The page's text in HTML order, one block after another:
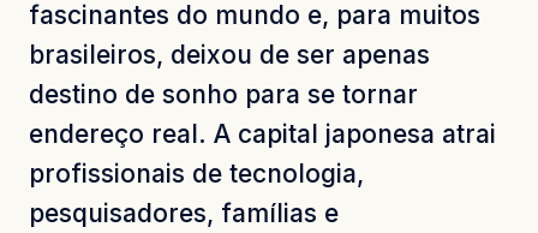
fascinantes do mundo e, para muitos
brasileiros, deixou de ser apenas
destino de sonho para se tornar
endereço real. A capital japonesa atrai
profissionais de tecnologia,
pesquisadores, famílias e